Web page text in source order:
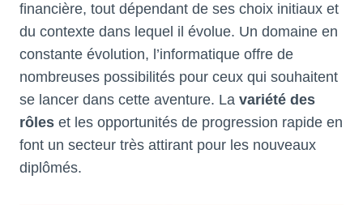
financière, tout dépendant de ses choix initiaux et
du contexte dans lequel il évolue. Un domaine en
constante évolution, l’informatique offre de
nombreuses possibilités pour ceux qui souhaitent
se lancer dans cette aventure. La variété des
rôles et les opportunités de progression rapide en
font un secteur très attirant pour les nouveaux
diplômés.